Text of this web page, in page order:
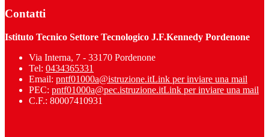
Contatti
Istituto Tecnico Settore Tecnologico J.F.Kennedy Pordenone
Via Interna, 7 - 33170 Pordenone
Tel: 0434365331
Email: pntf01000a@istruzione.itLink per inviare una mail
PEC: pntf01000a@pec.istruzione.itLink per inviare una mail
C.F.: 80007410931